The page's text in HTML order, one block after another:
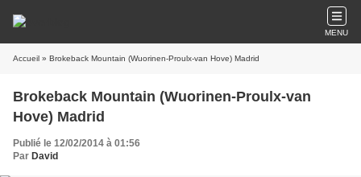
MENU
Accueil » Brokeback Mountain (Wuorinen-Proulx-van Hove) Madrid
Brokeback Mountain (Wuorinen-Proulx-van
Hove) Madrid
Publié le 12/02/2014 à 01:56
Par David